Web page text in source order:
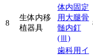
8
生体内移
植器具
体内固定
用大腿骨
髄内釘
(Ⅲ)
歯科用イ